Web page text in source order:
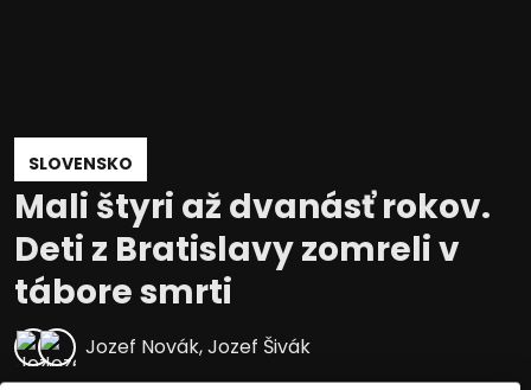
SLOVENSKO
Mali štyri až dvanásť rokov.
Deti z Bratislavy zomreli v
tábore smrti
Jozef Novák,Jozef Šivák